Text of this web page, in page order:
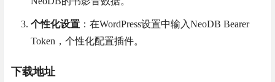
个性化设置 ：在WordPress设置中输入NeoDB Bearer
Token，个性化配置插件。
下载地址